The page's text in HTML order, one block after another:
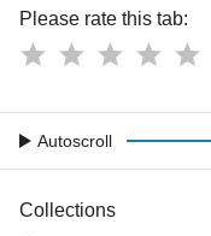
Please rate this tab:
Autoscroll
Collections